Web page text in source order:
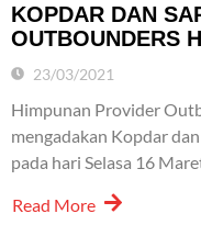
KOPDAR DAN
OUTBOUNDERS
23/03/2021
Himpunan Provider
mengadakan Kopdar
pada hari Selasa 16
Read More